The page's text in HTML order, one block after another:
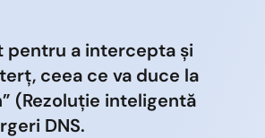
pentru a intercepta și
ceea ce va duce la
(Rezoluție inteligentă
DNS.